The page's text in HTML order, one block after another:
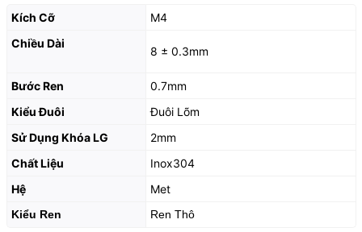
Kích Cỡ
M4
Chiều Dài
8 ± 0.3mm
Bước Ren
0.7mm
Kiểu Đuôi
Đuôi Lõm
Sử Dụng Khóa LG
2mm
Chất Liệu
Inox304
Hệ
Met
Kiểu Ren Ren Thô